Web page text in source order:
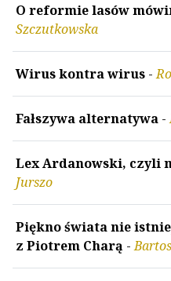
O reformie lasów
Szczutkowska
Wirus kontra wirus -
Fałszywa alternatywa -
Lex Ardanowski, czyli
Jurszo
Piękno świata nie
z Piotrem Charą -